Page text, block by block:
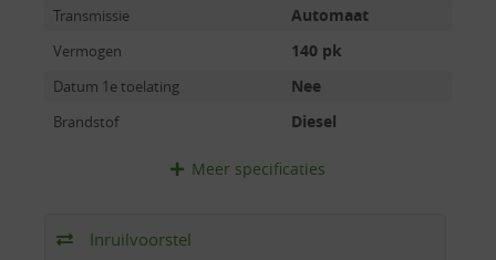
Transmissie Automaat
Vermogen 140 pk
Datum 1e toelating Nee
Brandstof Diesel
Meer specificaties
Inruilvoorstel